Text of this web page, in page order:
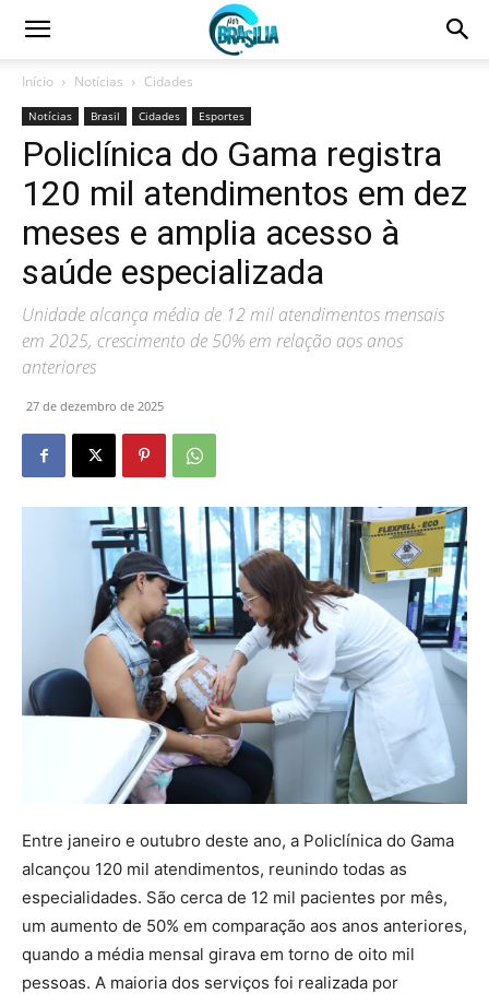
Início Notícias Cidades
Notícias Brasil Cidades Esportes
Policlínica do Gama registra
120 mil atendimentos em dez
meses e amplia acesso à
saúde especializada
Unidade alcança média de 12 mil atendimentos mensais
em 2025, crescimento de 50% em relação aos anos
anteriores
27 de dezembro de 2025
Entre janeiro e outubro deste ano, a Policlínica do Gama
alcançou 120 mil atendimentos, reunindo todas as
especialidades. São cerca de 12 mil pacientes por mês,
um aumento de 50% em comparação aos anos anteriores,
quando a média mensal girava em torno de oito mil
pessoas. A maioria dos serviços foi realizada por